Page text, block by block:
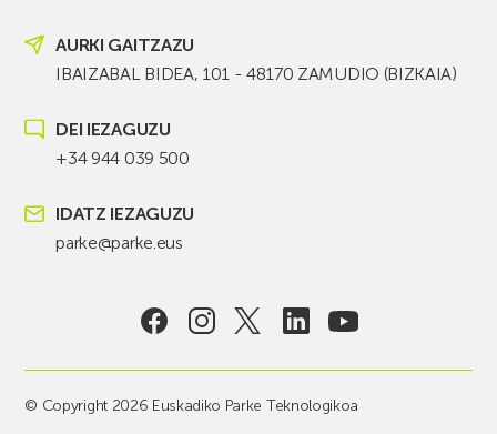
AURKI GAITZAZU
IBAIZABAL BIDEA, 101 - 48170 ZAMUDIO (BIZKAIA)
DEI IEZAGUZU
+34 944 039 500
IDATZ IEZAGUZU
parke@parke.eus
© Copyright 2026 Euskadiko Parke Teknologikoa